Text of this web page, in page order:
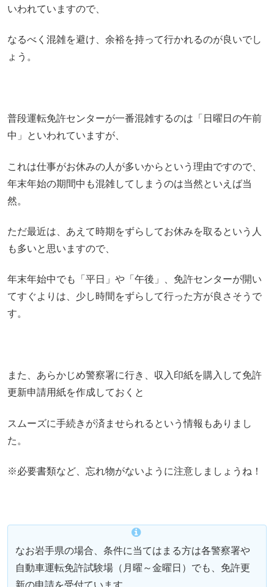
いわれていますので、
なるべく混雑を避け、余裕を持って行かれるのが良いでし
ょう。
普段運転免許センターが一番混雑するのは「日曜日の午前
中」といわれていますが、
これは仕事がお休みの人が多いからという理由ですので、
年末年始の期間中も混雑してしまうのは当然といえば当
然。
ただ最近は、あえて時期をずらしてお休みを取るという人
も多いと思いますので、
年末年始中でも「平日」や「午後」、免許センターが開い
てすぐよりは、少し時間をずらして行った方が良さそうで
す。
また、あらかじめ警察署に行き、収入印紙を購入して免許
更新申請用紙を作成しておくと
スムーズに手続きが済ませられるという情報もありまし
た。
※必要書類など、忘れ物がないように注意しましょうね！
なお岩手県の場合、条件に当てはまる方は各警察署や
自動車運転免許試験場（月曜～金曜日）でも、免許更
新の申請を受付ています。